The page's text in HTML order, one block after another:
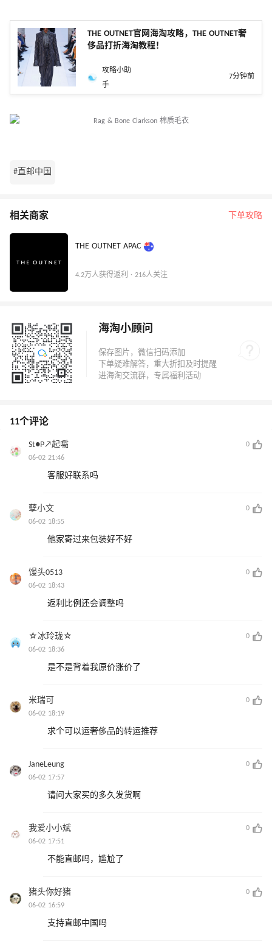
THE OUTNET官网海淘攻略，THE OUTNET奢
侈品打折海淘教程！
攻略小助
手
7分钟前
#直邮中国
相关商家 下单攻略
THE OUTNET APAC
4.2万人获得返利 · 216人关注
海淘小顾问
11个评论
St●P↗起嚸
0
06-02 21:46
客服好联系吗
孽小文
0
06-02 18:55
他家寄过来包装好不好
馒头0513
0
06-02 18:43
返利比例还会调整吗
☆冰玲珑☆
0
06-02 18:36
是不是背着我原价涨价了
米瑞可
0
06-02 18:19
求个可以运奢侈品的转运推荐
JaneLeung
0
06-02 17:57
请问大家买的多久发货啊
我爱小小斌
0
06-02 17:51
不能直邮吗，尴尬了
猪头你好猪
0
06-02 16:59
支持直邮中国吗